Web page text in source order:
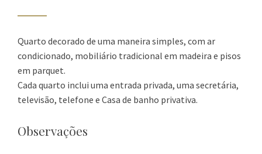
Quarto decorado de uma maneira simples, com ar
condicionado, mobiliário tradicional em madeira e pisos
em parquet.
Cada quarto inclui uma entrada privada, uma secretária,
televisão, telefone e Casa de banho privativa.
Observações